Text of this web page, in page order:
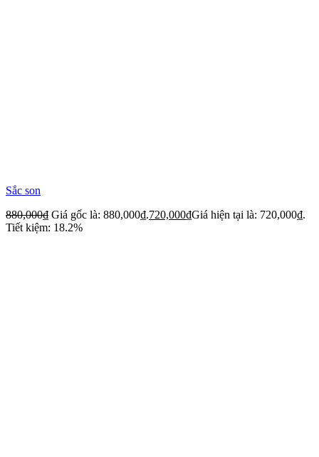
Sắc son
880,000₫ Giá gốc là: 880,000₫.720,000₫Giá hiện tại là: 720,000₫.
Tiết kiệm: 18.2%